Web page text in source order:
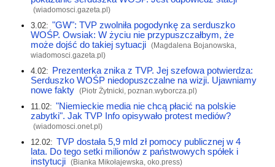
(wiadomosci.gazeta.pl)
3.02: "GW": TVP zwolniła pogodynkę za serduszko
WOŚP. Owsiak: W życiu nie przypuszczałbym, że
może dojść do takiej sytuacji (Magdalena Bojanowska,
wiadomosci.gazeta.pl)
4.02: Prezenterka znika z TVP. Jej szefowa potwierdza:
Serduszko WOŚP niedopuszczalne na wizji. Ujawniamy
nowe fakty (Piotr Żytnicki, poznan.wyborcza.pl)
11.02: "Niemieckie media nie chcą płacić na polskie
zabytki". Jak TVP Info opisywało protest mediów?
(wiadomosci.onet.pl)
12.02: TVP dostała 5,9 mld zł pomocy publicznej w 4
lata. Do tego setki milionów z państwowych spółek i
instytucji (Bianka Mikołajewska, oko.press)